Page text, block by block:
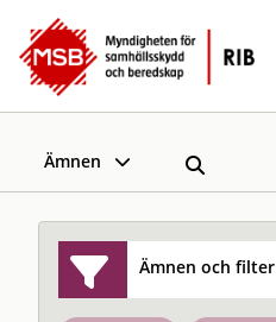
Ämnen
Ämnen och filter